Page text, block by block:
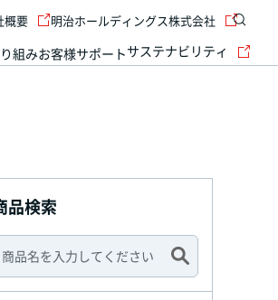
組みお客様サポートサステナビリティ
概要 明治ホールディングス株式会社
品検索